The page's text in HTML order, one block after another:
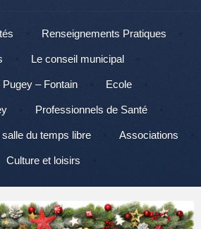
Renseignements Pratiques
Le conseil municipal
– Fontain Ecole
Professionnels de Santé
salle du temps libre Associations
Culture et loisirs